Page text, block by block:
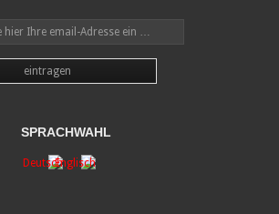
SPRACHWAHL